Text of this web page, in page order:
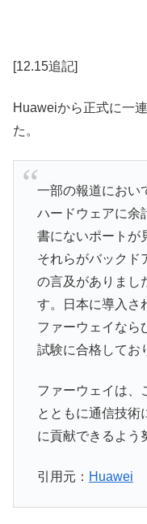
[12.15追記]
Huaweiから正式に一
た。
一部の報道におい
ハードウェアに余
書にないポートが
それらがバックド
の言及がありまし
す。日本に導入さ
ファーウェイなら
試験に合格してお
ファーウェイは、
とともに通信技術
に貢献できるよう
引用元： Huawei